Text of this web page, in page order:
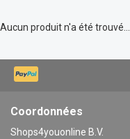
Aucun produit n'a été trouvé...
Coordonnées
Shops4youonline B.V.